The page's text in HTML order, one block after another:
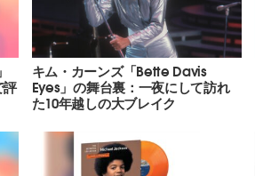
評
キム・カーンズ「Bette Davis
Eyes」の舞台裏：一夜にして訪れ
た10年越しの大ブレイク